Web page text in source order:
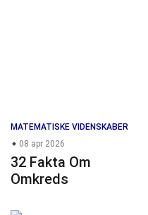
MATEMATISKE VIDENSKABER
08 apr 2026
32 Fakta Om
Omkreds